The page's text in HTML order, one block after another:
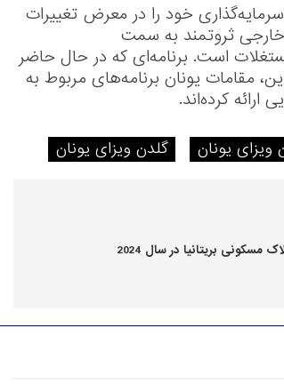
سرمایه‌گذاری خود را در معرض تغییرات
ثروتمند به سمت
است. برنامه‌ای که در حال حاضر
مقامات یونان برنامه‌های مربوط به
کرده‌اند.
ویزای یونان گلدن ویزای یونان
مسکونی بریتانیا در سال 2024